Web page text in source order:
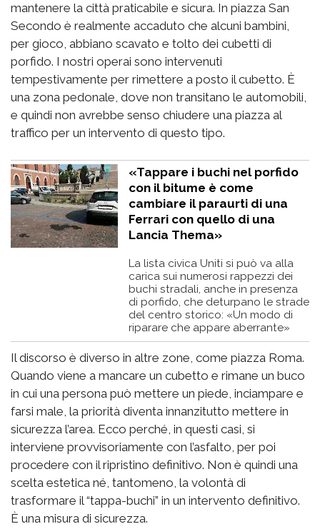
mantenere la città praticabile e sicura. In piazza San
Secondo è realmente accaduto che alcuni bambini,
per gioco, abbiano scavato e tolto dei cubetti di
porfido. I nostri operai sono intervenuti
tempestivamente per rimettere a posto il cubetto. È
una zona pedonale, dove non transitano le automobili,
e quindi non avrebbe senso chiudere una piazza al
traffico per un intervento di questo tipo.
«Tappare i buchi nel porfido
con il bitume è come
cambiare il paraurti di una
Ferrari con quello di una
Lancia Thema»
La lista civica Uniti si può va alla
carica sui numerosi rappezzi dei
buchi stradali, anche in presenza
di porfido, che deturpano le strade
del centro storico: «Un modo di
riparare che appare aberrante»
Il discorso è diverso in altre zone, come piazza Roma.
Quando viene a mancare un cubetto e rimane un buco
in cui una persona può mettere un piede, inciampare e
farsi male, la priorità diventa innanzitutto mettere in
sicurezza l’area. Ecco perché, in questi casi, si
interviene provvisoriamente con l’asfalto, per poi
procedere con il ripristino definitivo. Non è quindi una
scelta estetica né, tantomeno, la volontà di
trasformare il “tappa-buchi” in un intervento definitivo.
È una misura di sicurezza.